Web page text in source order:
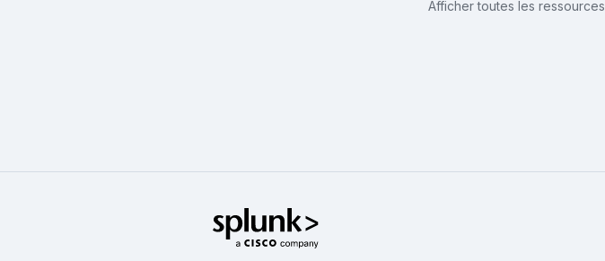
Afficher toutes les ressources
Splunk – Logo pied de page